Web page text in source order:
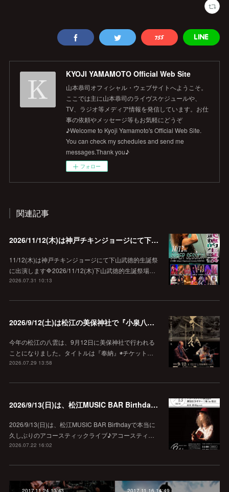
KYOJI YAMAMOTO Official Web Site
山本恭司オフィシャル・ウェブサイトへようこそ。
ここでは主に山本恭司のライヴスケジュールや、
TV、ラジオ等メディア情報を発信しています。お仕
事の依頼やメッセージ等もお気軽にどうぞ
♪Welcome to Kyoji Yamamoto's Official Web Site.
You can check my schedules and send me
messages.Thank you♪
フォロー
関連記事
2026/11/12(木)は神戸チキンジョージにて下山武徳的生誕祭に出演します♪
11/12(木)は神戸チキンジョージにて下山武徳的生誕祭
に出演します🔷2026/11/12(木)下山武徳的生誕祭場…
2026.07.31 10:13
2026/9/12(土)は松江の美保神社で『小泉八雲朗読のしらべ』
今年の松江の八雲は、9月12日に美保神社で行われる
ことになりました。タイトルは『奉納』◉チケット…
2026.07.29 13:58
2026/9/13(日)は、松江MUSIC BAR Birthdayでアコースティック弾き語り弾きまくりギター三昧♪
2026/9/13(日)は、松江MUSIC BAR Birthdayで本当に
久しぶりのアコースティックライブ♪アコースティ…
2026.07.22 16:02